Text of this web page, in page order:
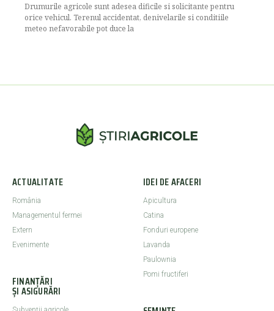
Drumurile agricole sunt adesea dificile si solicitante pentru
orice vehicul. Terenul accidentat, denivelarile si conditiile
meteo nefavorabile pot duce la
ACTUALITATE
România
Managementul fermei
Extern
Evenimente
FINANȚĂRI
ȘI ASIGURĂRI
IDEI DE AFACERI
Apicultura
Catina
Fonduri europene
Lavanda
Paulownia
Pomi fructiferi